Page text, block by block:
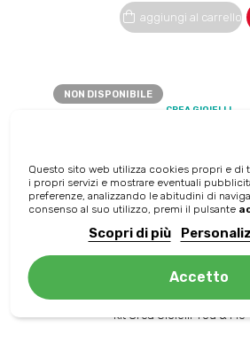
aggiungi al carrello
NON DISPONIBILE
CREA GIOIELLI
Prezzo
16,90 €
aggiungi al carrello
CREA GIOIELLI
Kit Crea Gioielli You & Me
Questo sito web utilizza cookies propri e di
i propri servizi e mostrare eventuali
preferenze, analizzando le abitudini di
consenso al suo utilizzo, premi il pulsante
Scopri di più
Accetto